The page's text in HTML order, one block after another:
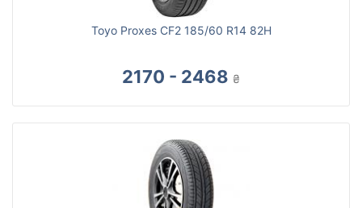
Toyo Proxes CF2 185/60 R14 82H
2170 - 2468 ₴